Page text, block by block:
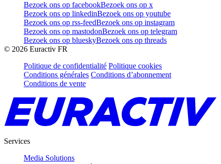
Bezoek ons op facebookBezoek ons op x
Bezoek ons op linkedinBezoek ons op youtube
Bezoek ons op rss-feedBezoek ons op instagram
Bezoek ons op mastodonBezoek ons op telegram
Bezoek ons op blueskyBezoek ons op threads
© 2026 Euractiv FR
Politique de confidentialité Politique cookies
Conditions générales Conditions d’abonnement
Conditions de vente
Services
Media Solutions